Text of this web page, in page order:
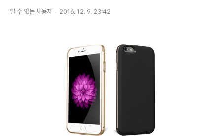
알 수 없는 사용자 2016. 12. 9. 23:42